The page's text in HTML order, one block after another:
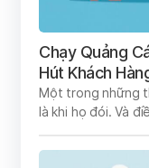
Chạy Quảng
Hút Khách
Một trong những
là khi họ đói. Và